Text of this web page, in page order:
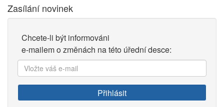
Zasílání novinek
Chcete-li být informováni
e-mailem o změnách na této úřední desce:
Vložte
váš
e-
mail:
Přihlásit